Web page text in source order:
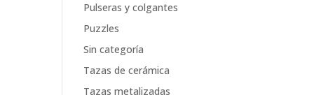
Pulseras y colgantes
Puzzles
Sin categoría
Tazas de cerámica
Tazas metalizadas